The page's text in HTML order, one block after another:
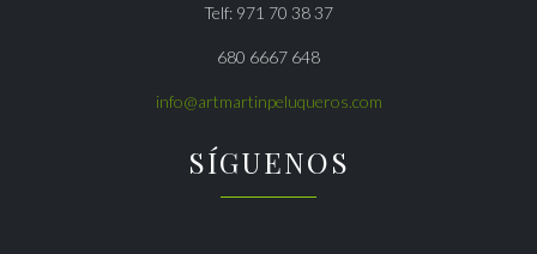
Telf: 971 70 38 37
680 6667 648
info@artmartinpeluqueros.com
SÍGUENOS